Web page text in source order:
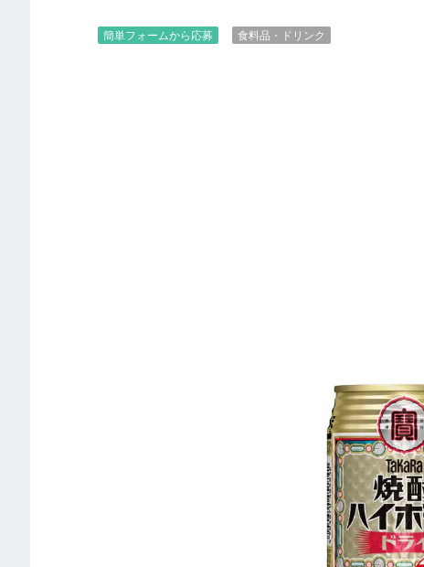
簡単フォームから応募 食料品・ドリンク